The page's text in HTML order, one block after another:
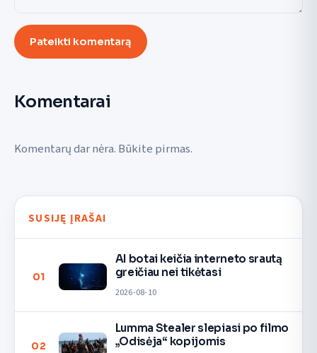
Pateikti komentarą
Komentarai
Komentarų dar nėra. Būkite pirmas.
SUSIJĘ ĮRAŠAI
01
AI botai keičia interneto srautą
greičiau nei tikėtasi
2026-08-10
02
Lumma Stealer slepiasi po filmo
„Odisėja“ kopijomis